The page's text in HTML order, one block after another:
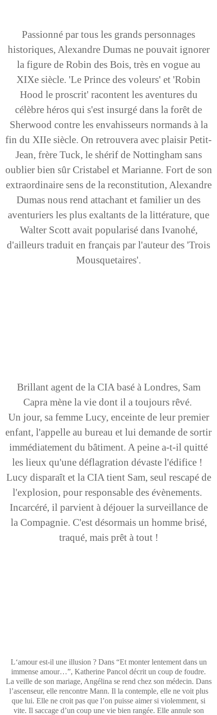
Passionné par tous les grands personnages
historiques, Alexandre Dumas ne pouvait ignorer
la figure de Robin des Bois, très en vogue au
XIXe siècle. 'Le Prince des voleurs' et 'Robin
Hood le proscrit' racontent les aventures du
célèbre héros qui s'est insurgé dans la forêt de
Sherwood contre les envahisseurs normands à la
fin du XIIe siècle. On retrouvera avec plaisir Petit-
Jean, frère Tuck, le shérif de Nottingham sans
oublier bien sûr Cristabel et Marianne. Fort de son
extraordinaire sens de la reconstitution, Alexandre
Dumas nous rend attachant et familier un des
aventuriers les plus exaltants de la littérature, que
Walter Scott avait popularisé dans Ivanohé,
d'ailleurs traduit en français par l'auteur des 'Trois
Mousquetaires'.
Brillant agent de la CIA basé à Londres, Sam
Capra mène la vie dont il a toujours rêvé.
Un jour, sa femme Lucy, enceinte de leur premier
enfant, l'appelle au bureau et lui demande de sortir
immédiatement du bâtiment. A peine a-t-il quitté
les lieux qu'une déflagration dévaste l'édifice !
Lucy disparaît et la CIA tient Sam, seul rescapé de
l'explosion, pour responsable des évènements.
Incarcéré, il parvient à déjouer la surveillance de
la Compagnie. C'est désormais un homme brisé,
traqué, mais prêt à tout !
L‘amour est-il une illusion ? Dans “Et monter lentement dans un
immense amour…”, Katherine Pancol décrit un coup de foudre.
La veille de son mariage, Angélina se rend chez son médecin. Dans
l’ascenseur, elle rencontre Mann. Il la contemple, elle ne voit plus
que lui. Elle ne croit pas que l’on puisse aimer si violemment, si
vite. Il saccage d’un coup une vie bien rangée. Elle annule son